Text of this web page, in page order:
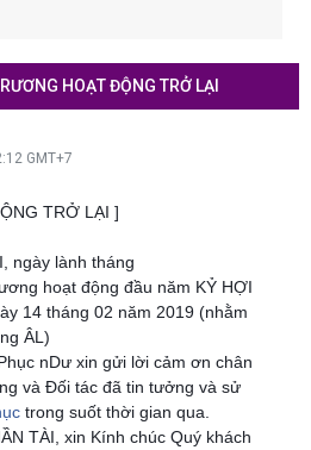
HOẠT ĐỘNG TRỞ LẠI
GMT+7
TRỞ LẠI ]
ngày lành tháng
hoạt động đầu năm KỶ HỢI
14 tháng 02 năm 2019 (nhằm
ÂL)
nDư xin gửi lời cảm ơn chân
và Đối tác đã tin tưởng và sử
trong suốt thời gian qua.
TÀI, xin Kính chúc Quý khách